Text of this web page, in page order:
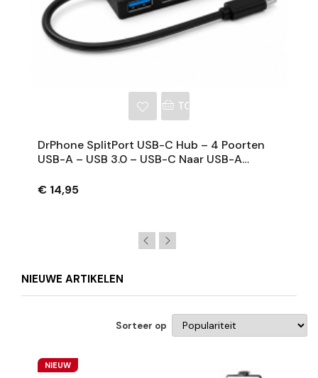
TOEVOEGEN AAN
DrPhone SplitPort USB-C Hub – 4 Poorten
USB-A – USB 3.0 – USB-C Naar USB-A
€ 14,95
NIEUWE ARTIKELEN
Sorteer op
NIEUW